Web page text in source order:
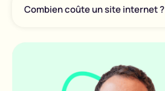
Combien coûte un site internet ?